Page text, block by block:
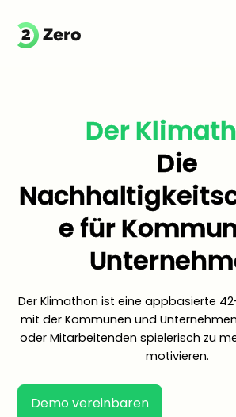
Der
Die
e für
Der Klimathon ist eine appbasierte
mit der Kommunen und
oder Mitarbeitenden spielerisch zu
motivieren.
Demo vereinbaren